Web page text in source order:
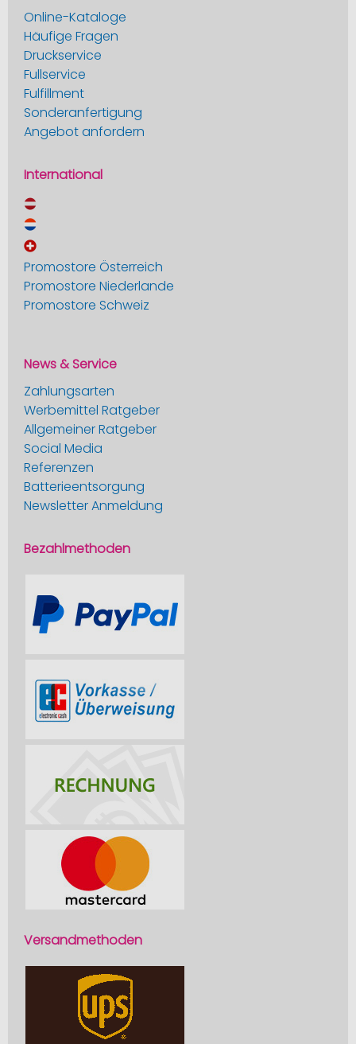
Online-Kataloge
Häufige Fragen
Druckservice
Fullservice
Fulfillment
Sonderanfertigung
Angebot anfordern
International
Promostore Österreich
Promostore Niederlande
Promostore Schweiz
News & Service
Zahlungsarten
Werbemittel Ratgeber
Allgemeiner Ratgeber
Social Media
Referenzen
Batterieentsorgung
Newsletter Anmeldung
Bezahlmethoden
Versandmethoden